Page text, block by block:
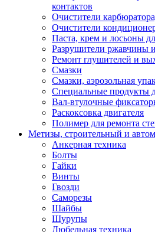
контактов
Очистители
Очистители
Паста, крем и лосьоны
Разрушители ржавчины
Ремонт глушителей и
Смазки
Смазки, аэрозольная
Специальные продукты
Вал-втулочные
Раскоксовка двигателя
Полимер для ремонта
Метизы, строительный и
Анкерная техника
Болты
Гайки
Винты
Гвозди
Саморезы
Шайбы
Шурупы
Дюбельная техника